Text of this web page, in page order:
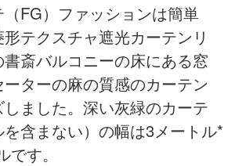
FG）ファッションは簡単
テクスチャ遮光カーテンリ
斎バルコニーの床にある窓
ターの麻の質感のカーテン
ました。深い灰緑のカーテ
含まない）の幅は3メートル*
す。